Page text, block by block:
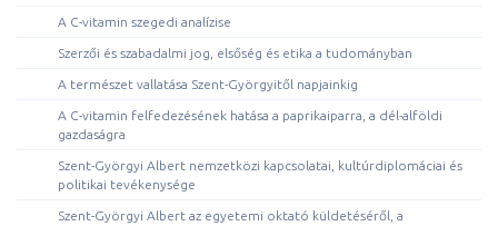
A C-vitamin szegedi analízise
Szerzői és szabadalmi jog, elsőség és etika a tudományban
A természet vallatása Szent-Györgyitől napjainkig
A C-vitamin felfedezésének hatása a paprikaiparra, a dél-alföldi
gazdaságra
Szent-Györgyi Albert nemzetközi kapcsolatai, kultúrdiplomáciai és
politikai tevékenysége
Szent-Györgyi Albert az egyetemi oktató küldetéséről, a